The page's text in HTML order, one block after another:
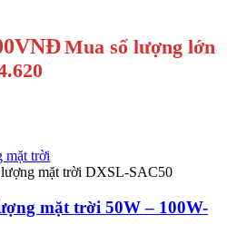
Mua số lượng lớn
mặt trời 50W – 100W-